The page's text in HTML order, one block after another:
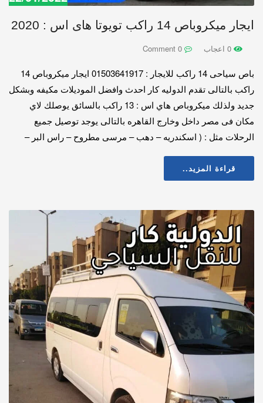
ايجار ميكروباص 14 راكب تويوتا هاى اس : 2020
باص سياحى 14 راكب للايجار : 01503641917 ايجار ميكروباص 14
راكب بالتالى تقدم الدوليه كار احدث وافضل الموديلات مكيفه وبشكل
جديد ولذلك ميكروباص هاي اس : 13 راكب بالسائق يوصلك لاي
مكان فى مصر داخل وخارج القاهره بالتالى يوجد توصيل جميع
الرحلات مثل : ( اسكندريه – دهب – مرسى مطروح – راس البر –
قراءة المزيد..